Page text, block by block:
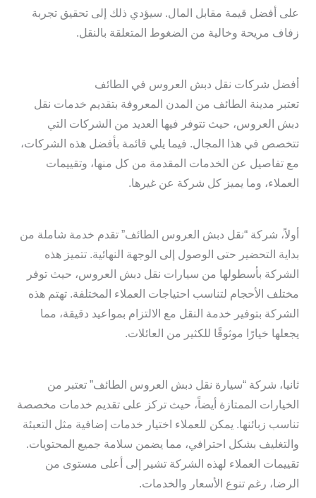
على أفضل قيمة مقابل المال. سيؤدي ذلك إلى تحقيق تجربة
زفاف مريحة وخالية من الضغوط المتعلقة بالنقل.
أفضل شركات نقل دبش العروس في الطائف
تعتبر مدينة الطائف من المدن المعروفة بتقديم خدمات نقل
دبش العروس، حيث تتوفر فيها العديد من الشركات التي
تتخصص في هذا المجال. فيما يلي قائمة بأفضل هذه الشركات،
مع تفاصيل عن الخدمات المقدمة من كل منها، وتقييمات
العملاء، وما يميز كل شركة عن غيرها.
أولاً، شركة “نقل دبش العروس الطائف” تقدم خدمة شاملة من
بداية التحضير حتى الوصول إلى الوجهة النهائية. تتميز هذه
الشركة بأسطولها من سيارات نقل دبش العروس، حيث توفر
مختلف الأحجام لتناسب احتياجات العملاء المختلفة. تهتم هذه
الشركة بتوفير خدمة النقل مع الالتزام بمواعيد دقيقة، مما
يجعلها خيارًا موثوقًا للكثير من العائلات.
ثانيا، شركة “سيارة نقل دبش العروس الطائف” تعتبر من
الخيارات الممتازة أيضاً، حيث تركز على تقديم خدمات مخصصة
تناسب زبائنها. يمكن للعملاء اختيار خدمات إضافية مثل التعبئة
والتغليف بشكل احترافي، مما يضمن سلامة جميع المحتويات.
تقييمات العملاء لهذه الشركة تشير إلى أعلى مستوى من
الرضا، رغم تنوع الأسعار والخدمات.